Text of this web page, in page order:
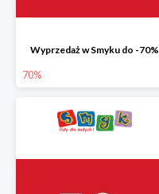
Wyprzedaż w Smyku do -70%
70%